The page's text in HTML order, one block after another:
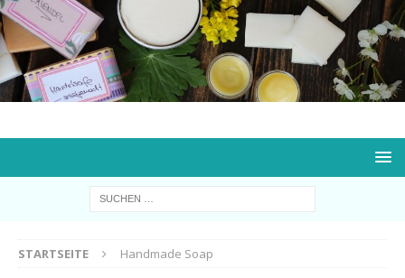
STARTSEITE Handmade Soap